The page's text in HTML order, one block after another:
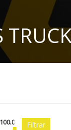
Filtrar